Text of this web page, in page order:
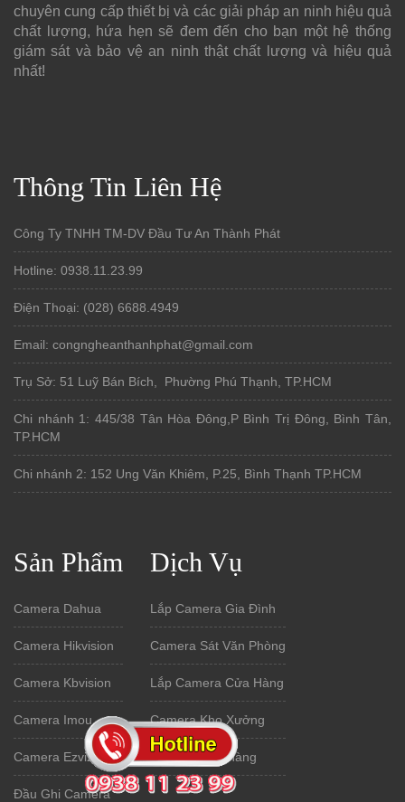
chuyên cung cấp thiết bị và các giải pháp an ninh hiệu quả
chất lượng, hứa hẹn sẽ đem đến cho bạn một hệ thống
giám sát và bảo vệ an ninh thật chất lượng và hiệu quả
nhất!
Thông Tin Liên Hệ
Công Ty TNHH TM-DV Đầu Tư An Thành Phát
Hotline: 0938.11.23.99
Điện Thoại: (028) 6688.4949
Email: congngheanthanhphat@gmail.com
Trụ Sở: 51 Luỹ Bán Bích, Phường Phú Thạnh, TP.HCM
Chi nhánh 1: 445/38 Tân Hòa Đông,P Bình Trị Đông, Bình Tân,
TP.HCM
Chi nhánh 2: 152 Ung Văn Khiêm, P.25, Bình Thạnh TP.HCM
Sản Phẩm
Camera Dahua
Camera Hikvision
Camera Kbvision
Camera Imou
Camera Ezviz
Đầu Ghi Camera
Dịch Vụ
Lắp Camera Gia Đình
Camera Sát Văn Phòng
Lắp Camera Cửa Hàng
Camera Kho Xưởng
Camera Kho Hàng